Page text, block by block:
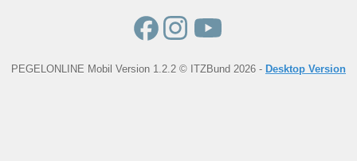
PEGELONLINE Mobil Version 1.2.2 © ITZBund 2026 - Desktop Version